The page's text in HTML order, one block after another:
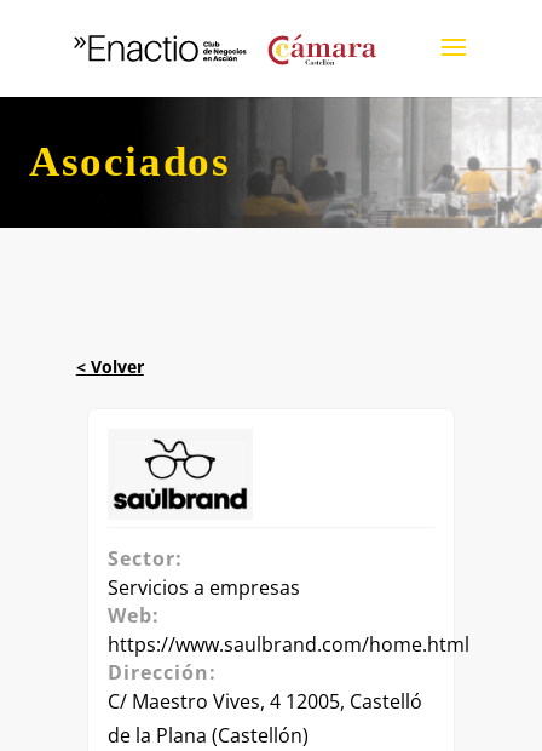
Asociados
Sector:
Servicios a empresas
Web:
https://www.saulbrand.com/home.html
Dirección:
C/ Maestro Vives, 4 12005, Castelló
de la Plana (Castellón)